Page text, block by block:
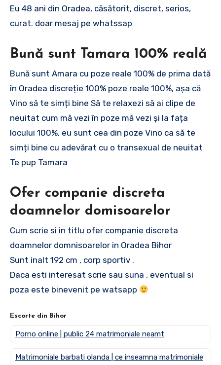
Eu 48 ani din Oradea, căsătorit, discret, serios,
curat. doar mesaj pe whatssap
Bună sunt Tamara 100% reală
Bună sunt Amara cu poze reale 100% de prima dată
în Oradea discreție 100% poze reale 100%, așa că
Vino să te simți bine Să te relaxezi să ai clipe de
neuitat cum mă vezi în poze mă vezi și la fața
locului 100%, eu sunt cea din poze Vino ca să te
simți bine cu adevărat cu o transexual de neuitat
Te pup Tamara
Ofer companie discreta
doamnelor domisoarelor
Cum scrie si in titlu ofer companie discreta
doamnelor domnisoarelor in Oradea Bihor
Sunt inalt 192 cm , corp sportiv .
Daca esti interesat scrie sau suna , eventual si
poza este binevenit pe watsapp
Escorte din Bihor
Porno online | public 24 matrimoniale neamt
Matrimoniale barbati olanda | ce inseamna matrimoniale